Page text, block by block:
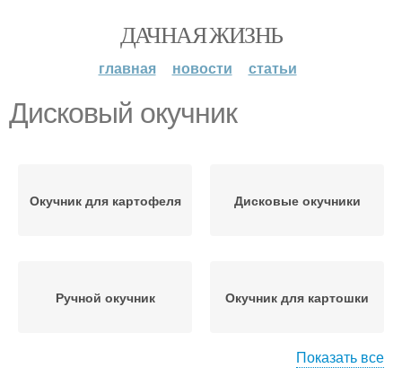
ДАЧНАЯ ЖИЗНЬ
главная новости статьи
Дисковый окучник
Окучник для картофеля Дисковые окучники
Ручной окучник Окучник для картошки
Показать все